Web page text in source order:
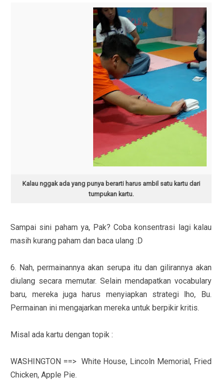
Kalau nggak ada yang punya berarti harus ambil satu kartu dari
tumpukan kartu.
Sampai sini paham ya, Pak? Coba konsentrasi lagi kalau
masih kurang paham dan baca ulang :D
6. Nah, permainannya akan serupa itu dan gilirannya akan
diulang secara memutar. Selain mendapatkan vocabulary
baru, mereka juga harus menyiapkan strategi lho, Bu.
Permainan ini mengajarkan mereka untuk berpikir kritis.
Misal ada kartu dengan topik :
WASHINGTON ==> White House, Lincoln Memorial, Fried
Chicken, Apple Pie.